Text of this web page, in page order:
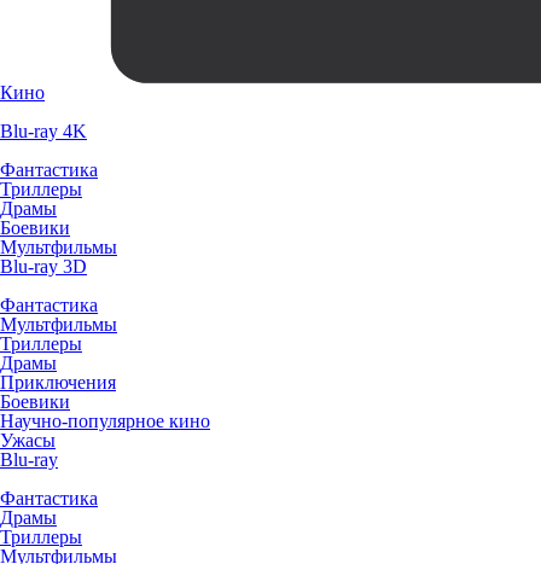
Кино
Blu-ray 4K
Фантастика
Триллеры
Драмы
Боевики
Мультфильмы
Blu-ray 3D
Фантастика
Мультфильмы
Триллеры
Драмы
Приключения
Боевики
Научно-популярное кино
Ужасы
Blu-ray
Фантастика
Драмы
Триллеры
Мультфильмы